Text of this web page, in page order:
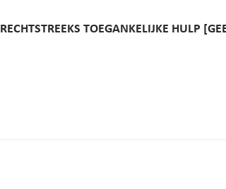
RECHTSTREEKS TOEGANKELIJKE HULP